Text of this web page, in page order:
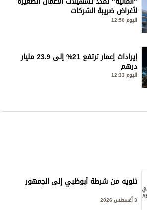
لأغراض ضريبة الشركات
اليوم 12:50
إيرادات إعمار ترتفع 21% إلى 23.9 مليار
درهم
اليوم 12:33
تنويه من شرطة أبوظبي إلى الجمهور